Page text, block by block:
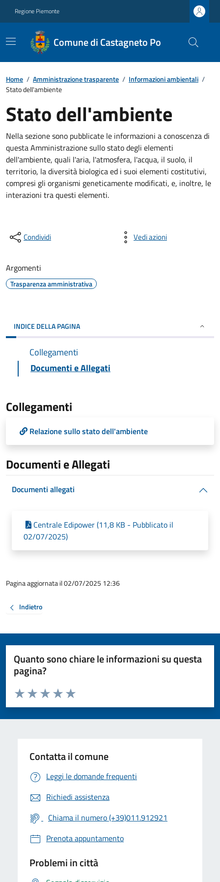
Regione Piemonte
Comune di Castagneto Po
Home / Amministrazione trasparente / Informazioni ambientali /
Stato dell'ambiente
Stato dell'ambiente
Nella sezione sono pubblicate le informazioni a conoscenza di
questa Amministrazione sullo stato degli elementi
dell'ambiente, quali l'aria, l'atmosfera, l'acqua, il suolo, il
territorio, la diversità biologica ed i suoi elementi costitutivi,
compresi gli organismi geneticamente modificati, e, inoltre, le
interazioni tra questi elementi.
Condividi Vedi azioni
Argomenti
Trasparenza amministrativa
INDICE DELLA PAGINA
Collegamenti
Documenti e Allegati
Collegamenti
Relazione sullo stato dell'ambiente
Documenti e Allegati
Documenti allegati
Centrale Edipower (11,8 KB - Pubblicato il
02/07/2025)
Pagina aggiornata il 02/07/2025 12:36
Indietro
Quanto sono chiare le informazioni su questa
pagina?
Valuta da 1 a 5 stelle la pagina
Valuta 5 stelle su 5
Valuta 4 stelle su 5
Valuta 3 stelle su 5
Valuta 2 stelle su 5
Valuta 1 stelle su 5
Contatta il comune
Leggi le domande frequenti
Richiedi assistenza
Chiama il numero (+39)011.912921
Prenota appuntamento
Problemi in città